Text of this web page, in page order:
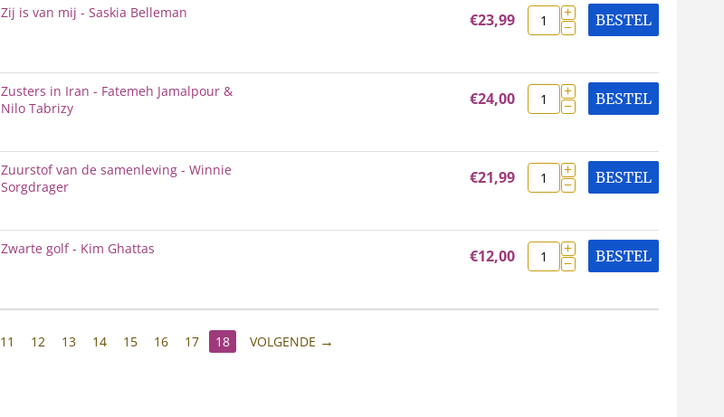
Zij is van mij - Saskia Belleman €23,99 +
− BESTEL
Zusters in Iran - Fatemeh Jamalpour &
Nilo Tabrizy
€24,00 +
− BESTEL
Zuurstof van de samenleving - Winnie
Sorgdrager
€21,99 +
− BESTEL
Zwarte golf - Kim Ghattas €12,00 +
− BESTEL
11 12 13 14 15 16 17 18 VOLGENDE